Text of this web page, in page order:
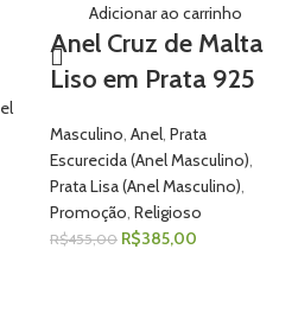
Adicionar ao carrinho
Anel Cruz de Malta
Liso em Prata 925
Masculino, Anel, Prata
Escurecida (Anel Masculino),
Prata Lisa (Anel Masculino),
Promoção, Religioso
R$455,00 R$385,00